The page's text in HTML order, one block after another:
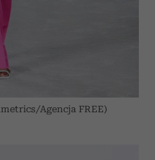
Agencja FREE)